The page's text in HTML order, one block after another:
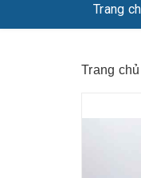
Trang
Trang chủ